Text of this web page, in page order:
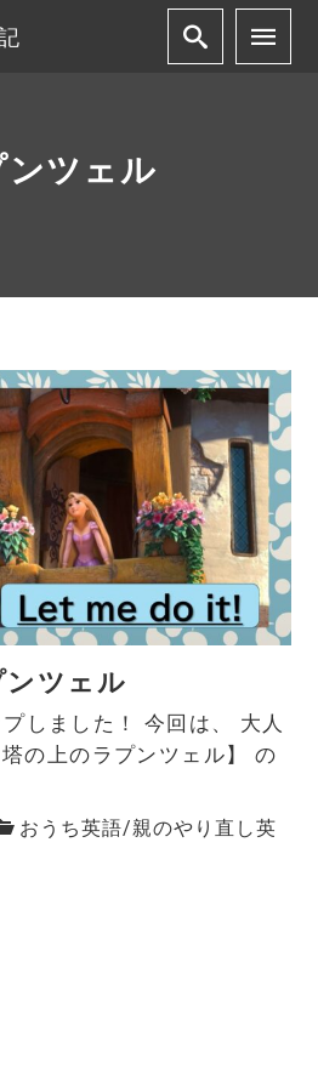
ンツェル
ンツェル
しました！ 今回は、 大人
の上のラプンツェル】 の
おうち英語/親のやり直し英